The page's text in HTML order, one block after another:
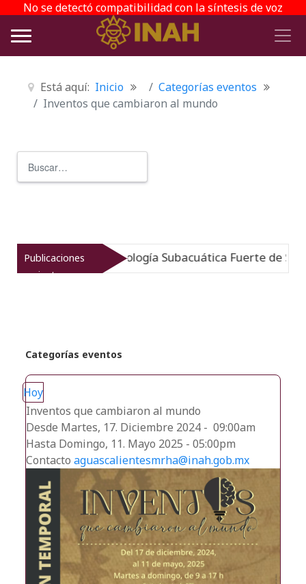
No se detectó compatibilidad con la síntesis de voz
Está aquí: Inicio
Categorías eventos
Inventos que cambiaron al mundo
Publicaciones
recientes
Museo de Arqueología Subacuática Fuerte de San
Categorías eventos
Hoy
Inventos que cambiaron al mundo
Desde Martes, 17. Diciembre 2024 - 09:00am
Hasta Domingo, 11. Mayo 2025 - 05:00pm
Contacto aguascalientesmrha@inah.gob.mx